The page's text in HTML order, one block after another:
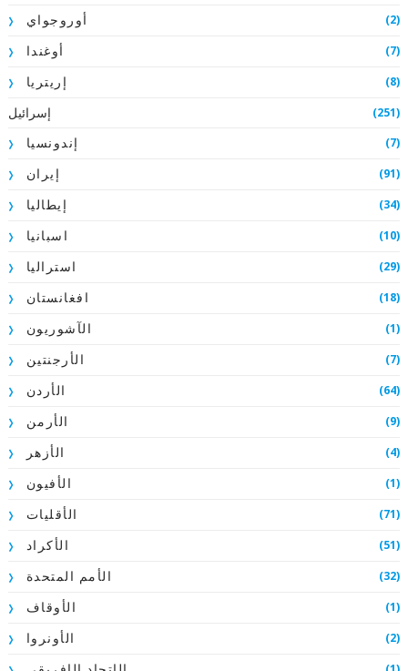
أوروجواي (2)
أوغندا (7)
إريتريا (8)
إسرائيل
(251)
إندونسيا
(7)
إيران (91)
إيطاليا (34)
اسبانيا (10)
استراليا (29)
افغانستان (18)
الآشوريون (1)
الأرجنتين (7)
الأردن (64)
الأرمن (9)
الأزهر (4)
الأفيون (1)
الأقليات (71)
الأكراد (51)
الأمم المتحدة (32)
الأوقاف (1)
الأونروا (2)